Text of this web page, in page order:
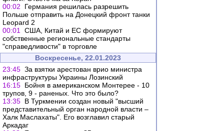
00:02
Германия решилась разрешить
Польше отправить на Донецкий фронт танки
Leopard 2
00:01
США, Китай и ЕС формируют
собственные региональные стандарты
"справедливости" в торговле
Воскресенье, 22.01.2023
23:45 За взятки арестован врио министра
инфраструктуры Украины Лозинский
16:15 Бойня в американском Монтерее - 10
трупов, 9 - раненых. Что это было?
13:35 В Туркмении создан новый "высший
представительный орган народной власти –
Халк Маслахаты". Его возглавил старый
Аркадаг